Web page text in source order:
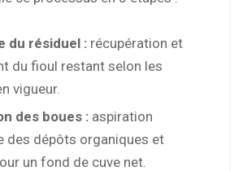
du résiduel : récupération et
du fioul restant selon les
vigueur.
des boues : aspiration
des dépôts organiques et
un fond de cuve net.